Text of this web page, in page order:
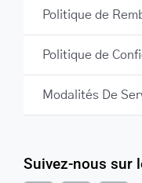
Suivez-nous sur
Politique de
Politique de
Modalités De